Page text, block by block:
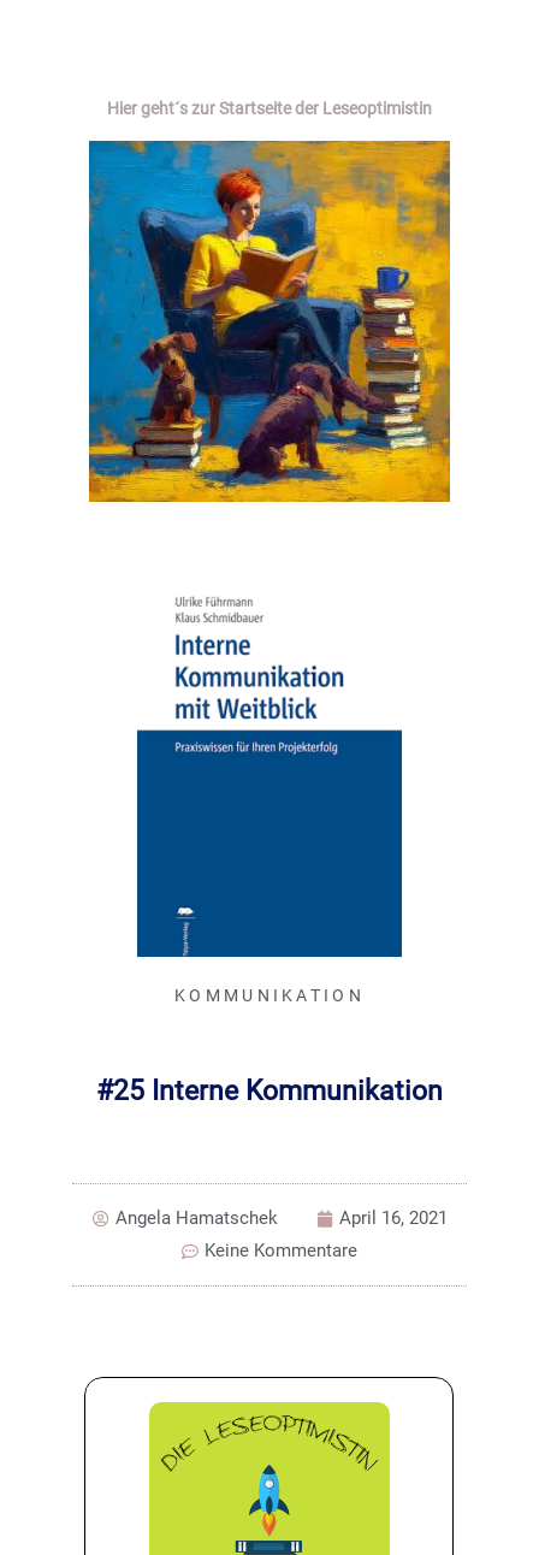
Hier geht´s zur Startseite der Leseoptimistin
KOMMUNIKATION
#25 Interne Kommunikation
Angela Hamatschek
April 16, 2021
Keine Kommentare